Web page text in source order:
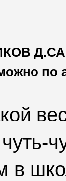
по
в